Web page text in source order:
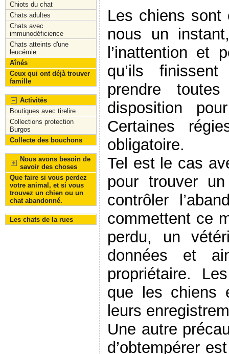
Chiots du chat
Chats adultes
Chats avec
immunodéficience
Chats atteints d'une
leucémie
Aînés
Ceux qui ont déjà trouver
famille
Activités
Boutiques avec tirelire
Collections protection
Burgos
Collecte des bouchons
Nous avons besoin de
savoir des choses
Que faire si vous perdez
votre animal, et si vous
trouvez un chien ou un
chat abandonné.
Les chats de la rues
Les chiens sont
nous un
l’inattention et
qu’ils
prendre
disposition
Certaines
obligatoire.
Tel est le cas
pour trouver
contrôler
commettent ce
perdu, un
données et
propriétaire.
que les chiens
leurs
Une autre
d’obtempérer